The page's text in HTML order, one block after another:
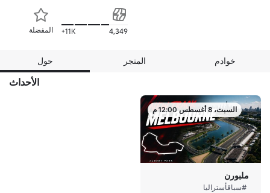
المفضلة 11K+ 4,349
حول المتجر خوادم
الأحداث
السبت، 8 أغسطس 12:00 م
ملبورن
#سباقأستراليا